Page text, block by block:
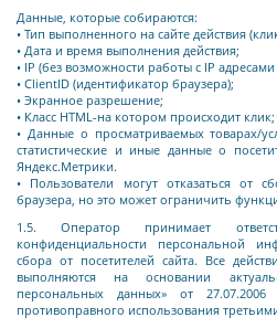
Данные, которые собираются:
• Тип выполненного на сайте действия
• Дата и время выполнения действия;
• IP (без возможности работы с IP адресами
• ClientID (идентификатор браузера);
• Экранное разрешение;
• Класс HTML-на котором происходит клик;
• Данные о просматриваемых товарах/
статистические и иные данные о
Яндекс.Метрики.
• Пользователи могут отказаться от
браузера, но это может ограничить
1.5. Оператор принимает
конфиденциальности персональной
сбора от посетителей сайта. Все
выполняются на основании
персональных данных» от
противоправного использования